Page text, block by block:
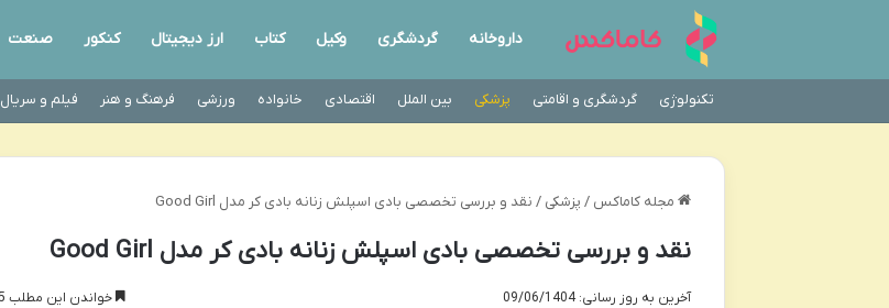
داروخانه گردشگری وکیل کتاب ارز دیجیتال کنکور صنعت
تکنولوژی گردشگری و اقامتی پزشکی بین الملل اقتصادی خانواده ورزشی فرهنگ و هنر فیلم و سریال
مجله کاماکس / پزشکی / نقد و بررسی تخصصی بادی اسپلش زنانه بادی کر مدل Good Girl
نقد و بررسی تخصصی بادی اسپلش زنانه بادی کر مدل Good Girl
آخرین به روز رسانی: 09/06/1404 خواندن این مطلب 15 دقیقه زمان میبرد